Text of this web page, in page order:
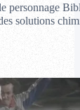
personnage
solutions